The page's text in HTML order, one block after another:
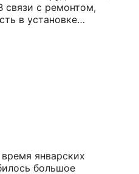
связи с ремонтом,
в установке
Почитав отзывы,
об этом не
аккуратно, а цены
вас удивят. Мои
я
обязательно
Спасибо за
январских
большое